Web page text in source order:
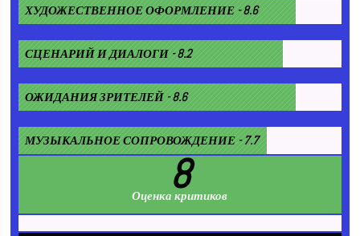
ХУДОЖЕСТВЕННОЕ ОФОРМЛЕНИЕ - 8.6
СЦЕНАРИЙ И ДИАЛОГИ - 8.2
ОЖИДАНИЯ ЗРИТЕЛЕЙ - 8.6
МУЗЫКАЛЬНОЕ СОПРОВОЖДЕНИЕ - 7.7
8
Оценка критиков